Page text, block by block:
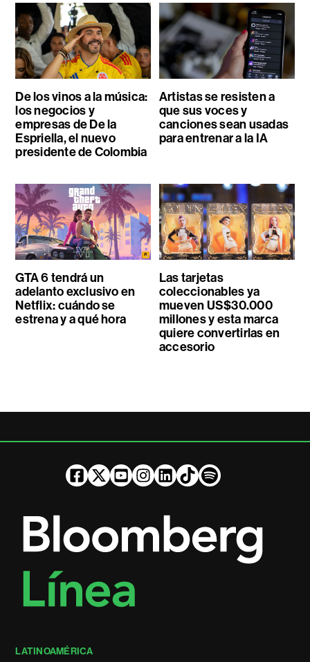
De los vinos a la música:
los negocios y
empresas de De la
Espriella, el nuevo
presidente de Colombia
Artistas se resisten a
que sus voces y
canciones sean usadas
para entrenar a la IA
GTA 6 tendrá un
adelanto exclusivo en
Netflix: cuándo se
estrena y a qué hora
Las tarjetas
coleccionables ya
mueven US$30.000
millones y esta marca
quiere convertirlas en
accesorio
LATINOAMÉRICA